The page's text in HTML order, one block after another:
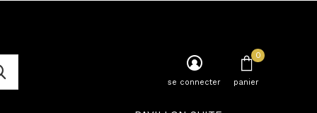
se connecter panier
0